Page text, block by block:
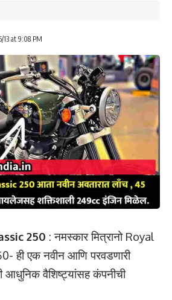
13 at 9:08 PM
250 :नमस्कार मित्रानो Royal
ही एक नवीन आणि परवडणारी
वैशिष्ट्यांसह कंपनीची